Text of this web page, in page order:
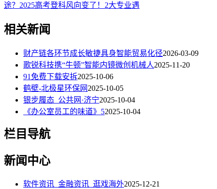
途？2025高考登科风向变了！2大专业遇
相关新闻
财产链各环节成长敏捷具身智能贸易化径2026-03-09
歌锐科技携“牛顿”智能内镜微创机械人2025-11-20
91免费下载安拆2025-10-06
鹤壁-北极星环保网 2025-10-05
银步履态_公共网·济宁2025-10-04
《办公室员工的味道》52025-10-04
栏目导航
新闻中心
软件资讯_金融资讯_逛戏海外2025-12-21